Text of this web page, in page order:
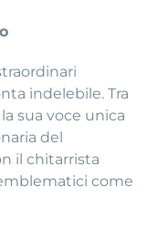
indelebile. Tra
sua voce unica
del
il chitarrista
come